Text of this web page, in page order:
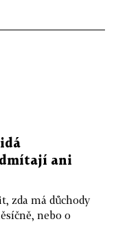
ani
zda má důchody
nebo o